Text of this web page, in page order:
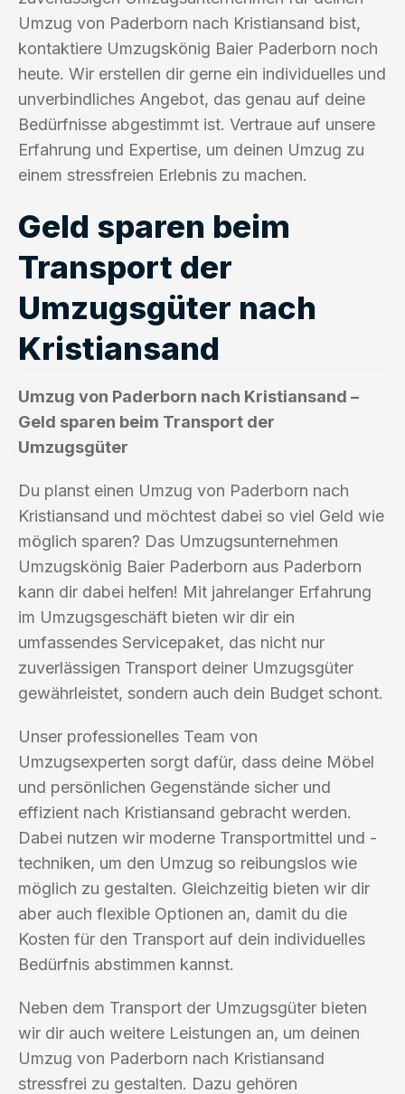
Umzug von Paderborn nach Kristiansand bist,
kontaktiere Umzugskönig Baier Paderborn noch
heute. Wir erstellen dir gerne ein individuelles und
unverbindliches Angebot, das genau auf deine
Bedürfnisse abgestimmt ist. Vertraue auf unsere
Erfahrung und Expertise, um deinen Umzug zu
einem stressfreien Erlebnis zu machen.
Geld sparen beim
Transport der
Umzugsgüter nach
Kristiansand
Umzug von Paderborn nach Kristiansand –
Geld sparen beim Transport der
Umzugsgüter
Du planst einen Umzug von Paderborn nach
Kristiansand und möchtest dabei so viel Geld wie
möglich sparen? Das Umzugsunternehmen
Umzugskönig Baier Paderborn aus Paderborn
kann dir dabei helfen! Mit jahrelanger Erfahrung
im Umzugsgeschäft bieten wir dir ein
umfassendes Servicepaket, das nicht nur
zuverlässigen Transport deiner Umzugsgüter
gewährleistet, sondern auch dein Budget schont.
Unser professionelles Team von
Umzugsexperten sorgt dafür, dass deine Möbel
und persönlichen Gegenstände sicher und
effizient nach Kristiansand gebracht werden.
Dabei nutzen wir moderne Transportmittel und -
techniken, um den Umzug so reibungslos wie
möglich zu gestalten. Gleichzeitig bieten wir dir
aber auch flexible Optionen an, damit du die
Kosten für den Transport auf dein individuelles
Bedürfnis abstimmen kannst.
Neben dem Transport der Umzugsgüter bieten
wir dir auch weitere Leistungen an, um deinen
Umzug von Paderborn nach Kristiansand
stressfrei zu gestalten. Dazu gehören